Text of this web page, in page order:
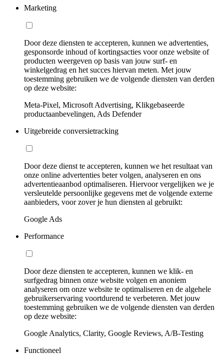
Marketing
Door deze diensten te accepteren, kunnen we advertenties,
gesponsorde inhoud of kortingsacties voor onze website of
producten weergeven op basis van jouw surf- en
winkelgedrag en het succes hiervan meten. Met jouw
toestemming gebruiken we de volgende diensten van derden
op deze website:
Meta-Pixel, Microsoft Advertising, Klikgebaseerde
productaanbevelingen, Ads Defender
Uitgebreide conversietracking
Door deze dienst te accepteren, kunnen we het resultaat van
onze online advertenties beter volgen, analyseren en ons
advertentieaanbod optimaliseren. Hiervoor vergelijken we je
versleutelde persoonlijke gegevens met de volgende externe
aanbieders, voor zover je hun diensten al gebruikt:
Google Ads
Performance
Door deze diensten te accepteren, kunnen we klik- en
surfgedrag binnen onze website volgen en anoniem
analyseren om onze website te optimaliseren en de algehele
gebruikerservaring voortdurend te verbeteren. Met jouw
toestemming gebruiken we de volgende diensten van derden
op deze website:
Google Analytics, Clarity, Google Reviews, A/B-Testing
Functioneel